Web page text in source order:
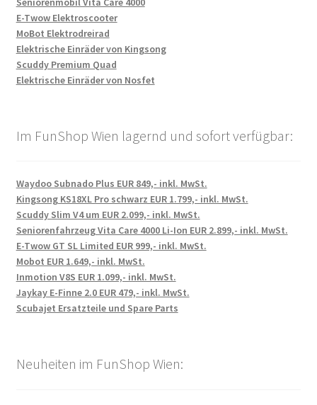
E-Twow Elektroscooter
MoBot Elektrodreirad
Elektrische Einräder von Kingsong
Scuddy Premium Quad
Elektrische Einräder von Nosfet
Im FunShop Wien lagernd und sofort verfügbar:
Waydoo Subnado Plus EUR 849,- inkl. MwSt.
Kingsong KS18XL Pro schwarz EUR 1.799,- inkl. MwSt.
Scuddy Slim V4 um EUR 2.099,- inkl. MwSt.
Seniorenfahrzeug Vita Care 4000 Li-Ion EUR 2.899,- inkl. MwSt.
E-Twow GT SL Limited EUR 999,- inkl. MwSt.
Mobot EUR 1.649,- inkl. MwSt.
Inmotion V8S EUR 1.099,- inkl. MwSt.
Jaykay E-Finne 2.0 EUR 479,- inkl. MwSt.
Scubajet Ersatzteile und Spare Parts
Neuheiten im FunShop Wien: